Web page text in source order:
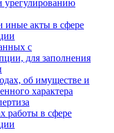
урегулированию
иные акты в сфере
с
для заполнения
об имуществе и
характера
работы в сфере